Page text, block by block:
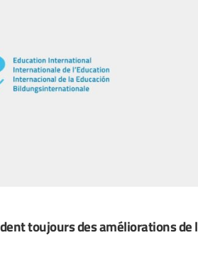
toujours des améliorations de